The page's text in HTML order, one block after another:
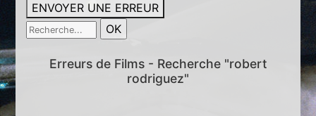
ENVOYER UNE ERREUR
Erreurs de Films - Recherche "robert
rodriguez"